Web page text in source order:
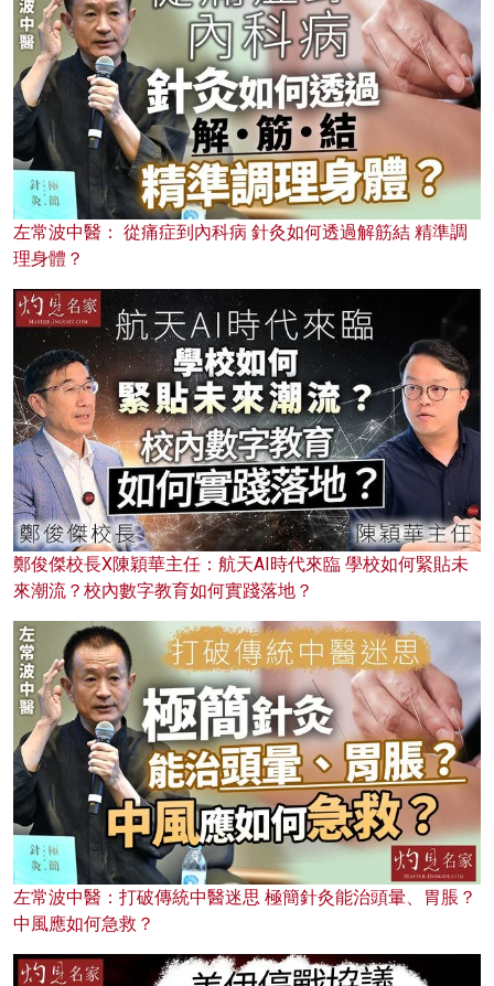
左常波中醫： 從痛症到內科病 針灸如何透過解筋結 精準調
理身體？
鄭俊傑校長X陳穎華主任：航天AI時代來臨 學校如何緊貼未
來潮流？校內數字教育如何實踐落地？
左常波中醫：打破傳統中醫迷思 極簡針灸能治頭暈、胃脹？
中風應如何急救？